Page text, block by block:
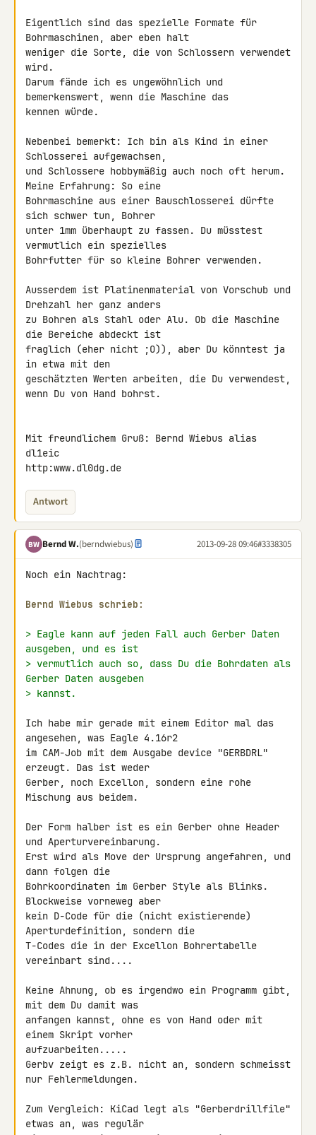
Eigentlich sind das spezielle Formate für
Bohrmaschinen, aber eben halt
weniger die Sorte, die von Schlossern verwendet
wird.
Darum fände ich es ungewöhnlich und
bemerkenswert, wenn die Maschine das
kennen würde.
Nebenbei bemerkt: Ich bin als Kind in einer
Schlosserei aufgewachsen,
und Schlossere hobbymäßig auch noch oft herum.
Meine Erfahrung: So eine
Bohrmaschine aus einer Bauschlosserei dürfte
sich schwer tun, Bohrer
unter 1mm überhaupt zu fassen. Du müsstest
vermutlich ein spezielles
Bohrfutter für so kleine Bohrer verwenden.
Ausserdem ist Platinenmaterial von Vorschub und
Drehzahl her ganz anders
zu Bohren als Stahl oder Alu. Ob die Maschine
die Bereiche abdeckt ist
fraglich (eher nicht ;O)), aber Du könntest ja
in etwa mit den
geschätzten Werten arbeiten, die Du verwendest,
wenn Du von Hand bohrst.
Mit freundlichem Gruß: Bernd Wiebus alias
dl1eic
http:www.dl0dg.de
Antwort
BW Bernd W.(berndwiebus) 2013-09-28 09:46#3338305
Noch ein Nachtrag:
Bernd Wiebus schrieb:
> Eagle kann auf jeden Fall auch Gerber Daten
ausgeben, und es ist
> vermutlich auch so, dass Du die Bohrdaten als
Gerber Daten ausgeben
> kannst.
Ich habe mir gerade mit einem Editor mal das
angesehen, was Eagle 4.16r2
im CAM-Job mit dem Ausgabe device "GERBDRL"
erzeugt. Das ist weder
Gerber, noch Excellon, sondern eine rohe
Mischung aus beidem.
Der Form halber ist es ein Gerber ohne Header
und Aperturvereinbarung.
Erst wird als Move der Ursprung angefahren, und
dann folgen die
Bohrkoordinaten im Gerber Style als Blinks.
Blockweise vorneweg aber
kein D-Code für die (nicht existierende)
Aperturdefinition, sondern die
T-Codes die in der Excellon Bohrertabelle
vereinbart sind....
Keine Ahnung, ob es irgendwo ein Programm gibt,
mit dem Du damit was
anfangen kannst, ohne es von Hand oder mit
einem Skript vorher
aufzuarbeiten.....
Gerbv zeigt es z.B. nicht an, sondern schmeisst
nur Fehlermeldungen.
Zum Vergleich: KiCad legt als "Gerberdrillfile"
etwas an, was regulär